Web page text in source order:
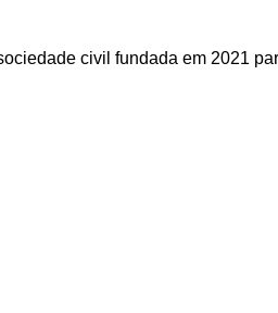
civil fundada em 2021